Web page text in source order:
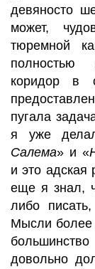
девяносто
может,
тюремной
полностью
коридор в
пугала
я уже
Салема» и «
и это адская
еще я знал,
либо
Мысли более
довольно